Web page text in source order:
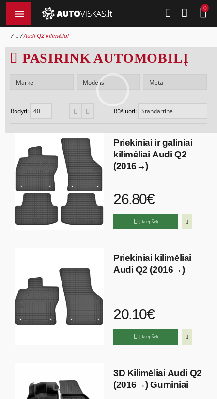
0
... Audi Q2 kilimėliai
PASIRINK AUTOMOBILĮ
Rūšiuoti:
Rodyti:
Priekiniai ir galiniai
kilimėliai Audi Q2
(2016→)
26.80€
Į krepšelį
Priekiniai kilimėliai
Audi Q2 (2016→)
20.10€
Į krepšelį
3D Kilimėliai Audi Q2
(2016→) Guminiai